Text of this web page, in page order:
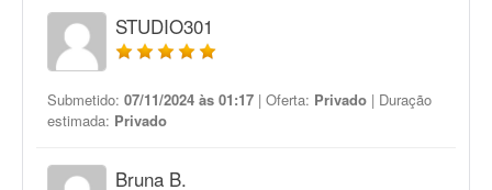
STUDIO301
Submetido: 07/11/2024 às 01:17 | Oferta: Privado | Duração
estimada: Privado
Bruna B.